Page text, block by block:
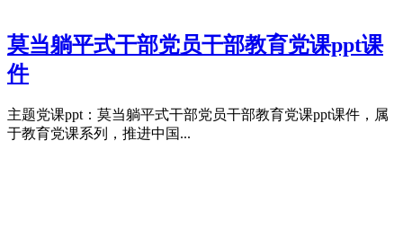
莫当躺平式干部党员干部教育党课ppt课
件
主题党课ppt：莫当躺平式干部党员干部教育党课ppt课件，属
于教育党课系列，推进中国...